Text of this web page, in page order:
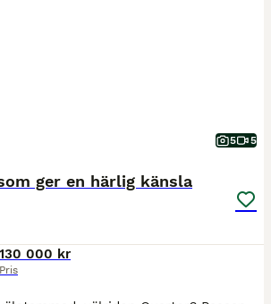
5 5
ger en härlig känsla
130 000 kr
Pris